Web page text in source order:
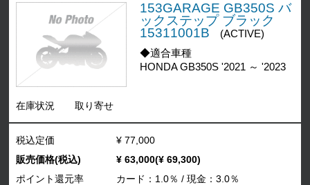
153GARAGE GB350S バ
ックステップ ブラック
15311001B
(ACTIVE)
◆適合車種
HONDA GB350S '2021 ～ '2023
在庫状況 取り寄せ
税込定価
¥ 77,000
販売価格(税込)
¥ 63,000(¥ 69,300)
ポイント還元率
カード：1.0％ / 現金：3.0％